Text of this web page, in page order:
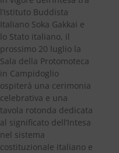
l’Istituto Buddista
Italiano Soka Gakkai e
lo Stato italiano, il
prossimo 20 luglio la
Sala della Protomoteca
in Campidoglio
ospiterà una cerimonia
celebrativa e una
tavola rotonda dedicata
al significato dell’Intesa
nel sistema
costituzionale italiano e